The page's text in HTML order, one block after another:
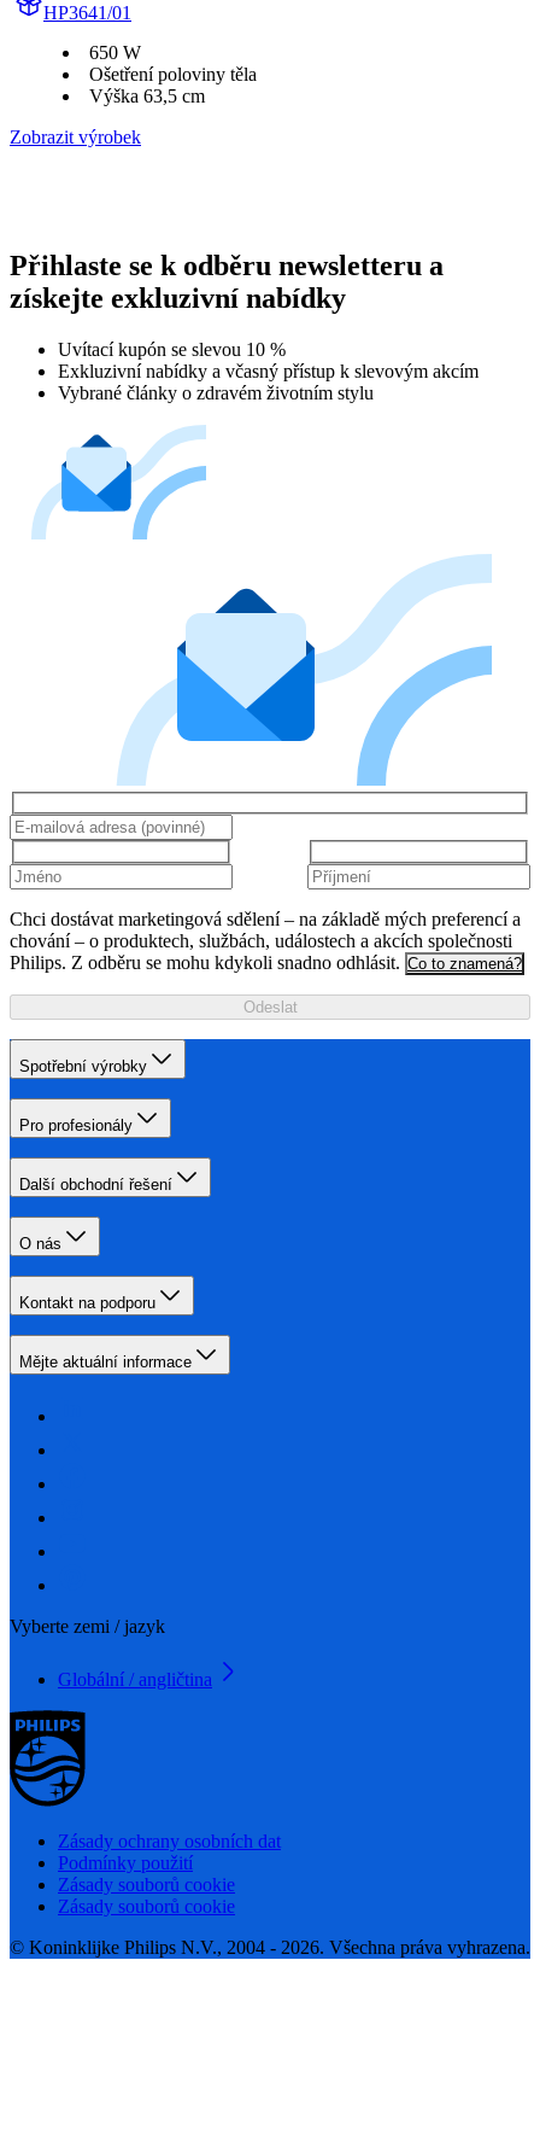
HP3641/01
650 W
Ošetření poloviny těla
Výška 63,5 cm
Zobrazit výrobek
Přihlaste se k odběru newsletteru a
získejte exkluzivní nabídky
Uvítací kupón se slevou 10 %
Exkluzivní nabídky a včasný přístup k slevovým akcím
Vybrané články o zdravém životním stylu
Chci dostávat marketingová sdělení – na základě mých preferencí a
chování – o produktech, službách, událostech a akcích společnosti
Philips. Z odběru se mohu kdykoli snadno odhlásit. Co to znamená?
Odeslat
Spotřební výrobky
Pro profesionály
Další obchodní řešení
O nás
Kontakt na podporu
Mějte aktuální informace
Vyberte zemi / jazyk
Globální / angličtina
Zásady ochrany osobních dat
Podmínky použití
Zásady souborů cookie
Zásady souborů cookie
© Koninklijke Philips N.V., 2004 - 2026. Všechna práva vyhrazena.